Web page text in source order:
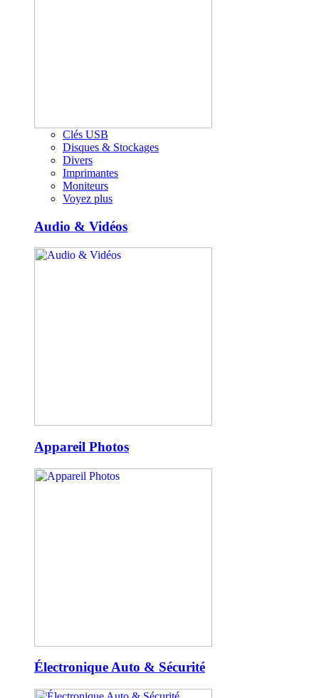
Clés USB
Disques & Stockages
Divers
Imprimantes
Moniteurs
Voyez plus
Audio & Vidéos
Appareil Photos
Électronique Auto & Sécurité